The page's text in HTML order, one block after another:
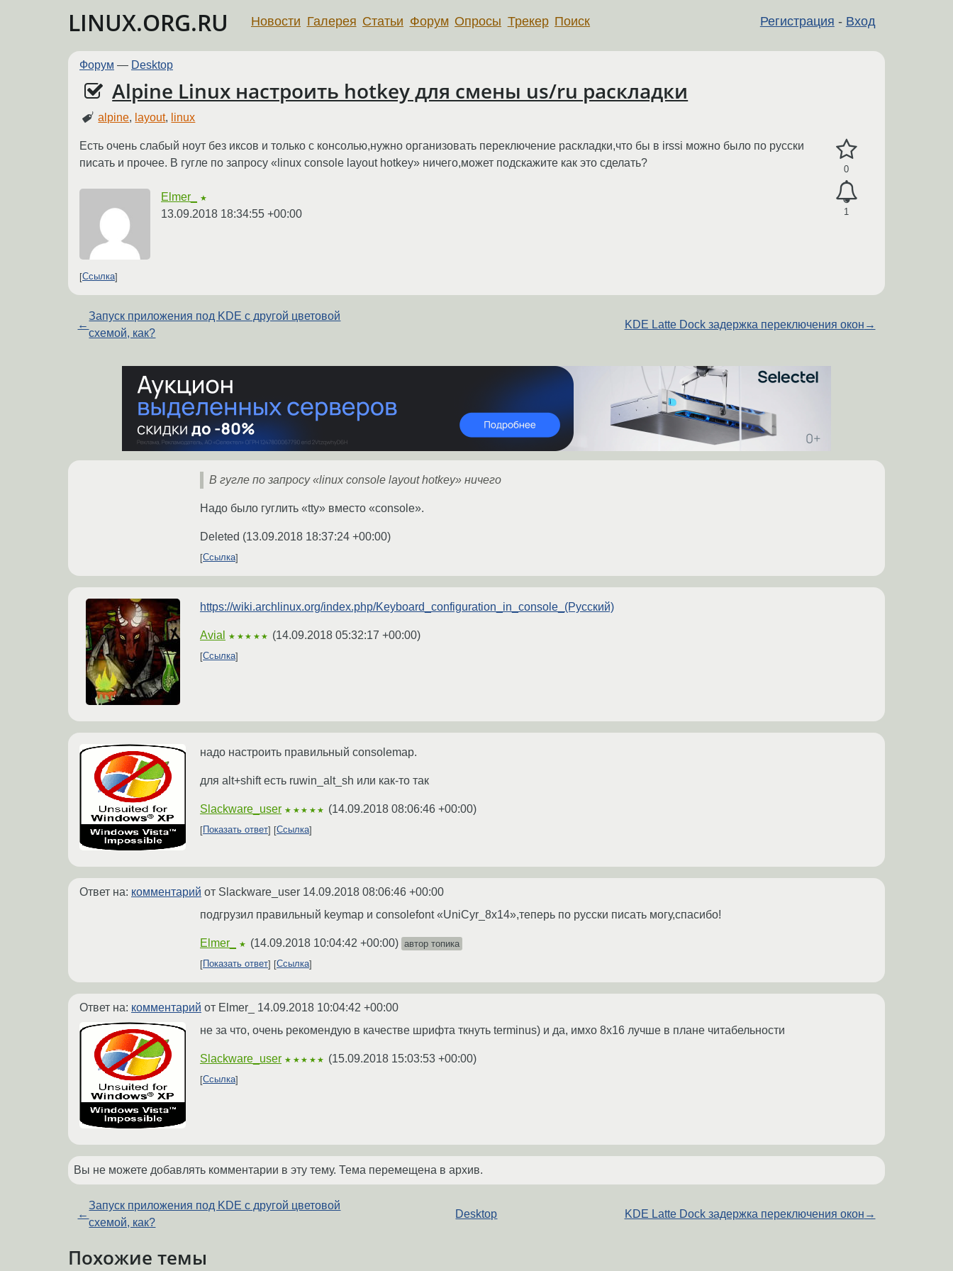
LINUX.ORG.RU Регистрация - Вход
Новости Галерея Статьи Форум Опросы Трекер Поиск
Форум — Desktop
Alpine Linux настроить hotkey для смены us/ru раскладки
alpine, layout, linux
0
1
Есть очень слабый ноут без иксов и только с консолью,нужно организовать переключение раскладки,что бы в irssi можно было по русски
писать и прочее. В гугле по запросу «linux console layout hotkey» ничего,может подскажите как это сделать?
Elmer_ ★
13.09.2018 18:34:55 +00:00
Ссылка
←
Запуск приложения под KDE с другой цветовой
схемой, как?
KDE Latte Dock задержка переключения окон →
В гугле по запросу «linux console layout hotkey» ничего
Надо было гуглить «tty» вместо «console».
Deleted (13.09.2018 18:37:24 +00:00)
Ссылка
https://wiki.archlinux.org/index.php/Keyboard_configuration_in_console_(Русский)
Avial ★★★★★ (14.09.2018 05:32:17 +00:00)
Ссылка
надо настроить правильный consolemap.
для alt+shift есть ruwin_alt_sh или как-то так
Slackware_user ★★★★★ (14.09.2018 08:06:46 +00:00)
Показать ответ Ссылка
Ответ на: комментарий от Slackware_user 14.09.2018 08:06:46 +00:00
подгрузил правильный keymap и consolefont «UniCyr_8x14»,теперь по русски писать могу,спасибо!
Elmer_ ★ (14.09.2018 10:04:42 +00:00) автор топика
Показать ответ
Ссылка
Ответ на: комментарий от Elmer_ 14.09.2018 10:04:42 +00:00
не за что, очень рекомендую в качестве шрифта ткнуть terminus) и да, имхо 8х16 лучше в плане читабельности
Slackware_user ★★★★★ (15.09.2018 15:03:53 +00:00)
Ссылка
Вы не можете добавлять комментарии в эту тему. Тема перемещена в архив.
←
Запуск приложения под KDE с другой цветовой
схемой, как?
Desktop KDE Latte Dock задержка переключения окон →
Похожие темы